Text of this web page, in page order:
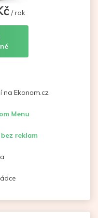
/ rok
na Ekonom.cz
Menu
reklam